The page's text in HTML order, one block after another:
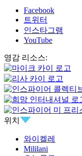
Facebook
트위터
인스타그램
YouTube
영감 리소스:
위치
와이켈레
Mililani